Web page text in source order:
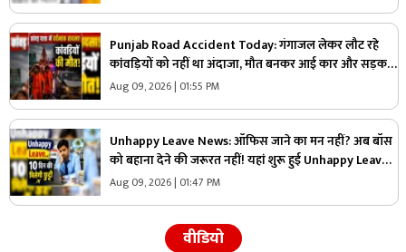
Punjab Road Accident Today: गंगाजल लेकर लौट रहे
कांवड़ियों को नहीं था अंदाजा, मौत बनकर आई कार और सड़क
पर बिछ गई लाशें…मची चीख-पुकार
Aug 09, 2026 | 01:55 PM
Unhappy Leave News: ऑफिस जाने का मन नहीं? अब बॉस
को बहाना देने की जरूरत नहीं! यहां शुरू हुई Unhappy Leave,
मिलेगी 10 दिन की छुट्टी और सैलरी भी
Aug 09, 2026 | 01:47 PM
वीडियो